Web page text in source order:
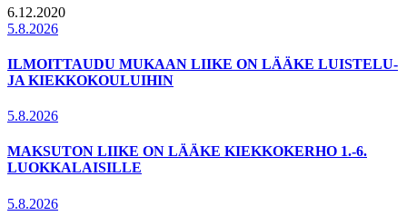
6.12.2020
5.8.2026
ILMOITTAUDU MUKAAN LIIKE ON LÄÄKE LUISTELU-
JA KIEKKOKOULUIHIN
5.8.2026
MAKSUTON LIIKE ON LÄÄKE KIEKKOKERHO 1.-6.
LUOKKALAISILLE
5.8.2026